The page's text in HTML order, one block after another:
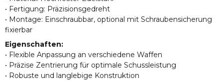
• Fertigung: Präzisionsgedreht
• Montage: Einschraubbar, optional mit Schraubensicherung
fixierbar
Eigenschaften:
• Flexible Anpassung an verschiedene Waffen
• Präzise Zentrierung für optimale Schussleistung
• Robuste und langlebige Konstruktion